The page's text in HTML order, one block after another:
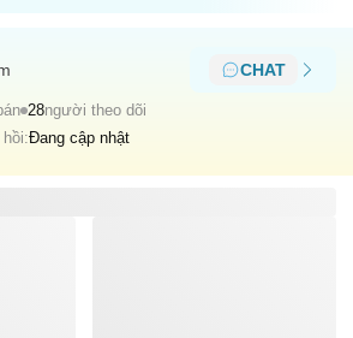
CHAT
28người theo dõi
Đang cập nhật